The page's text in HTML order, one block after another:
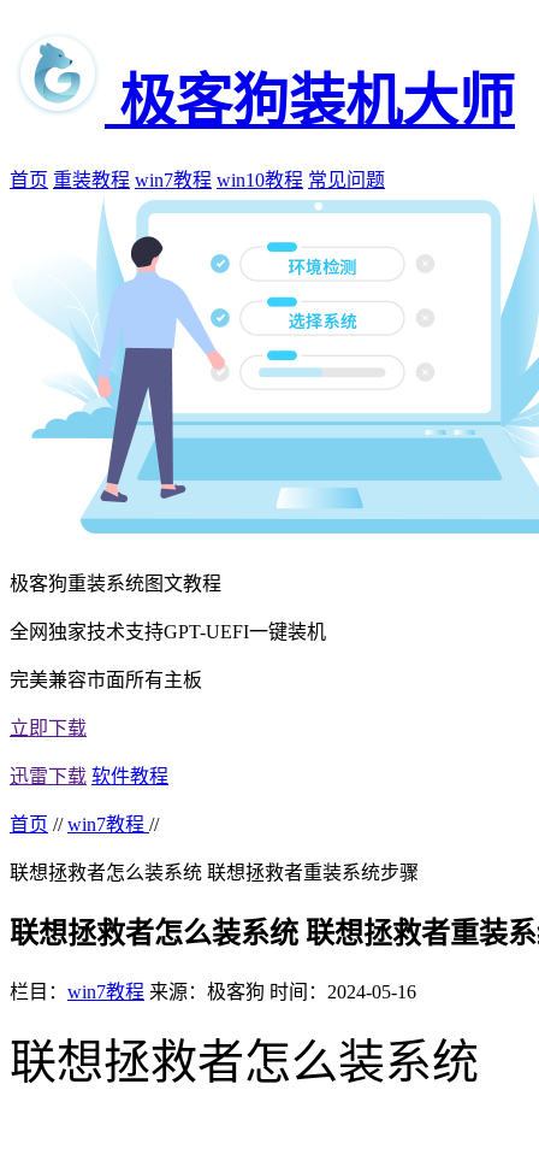
极客狗装机大师
首页 重装教程 win7教程 win10教程 常见问题
极客狗重装系统图文教程
全网独家技术支持GPT-UEFI一键装机
完美兼容市面所有主板
立即下载
迅雷下载 软件教程
首页 // win7教程 //
联想拯救者怎么装系统 联想拯救者重装系统步骤
联想拯救者怎么装系统 联想拯救者重装
栏目： win7教程 来源：极客狗 时间：2024-05-16
联想拯救者怎么装系统